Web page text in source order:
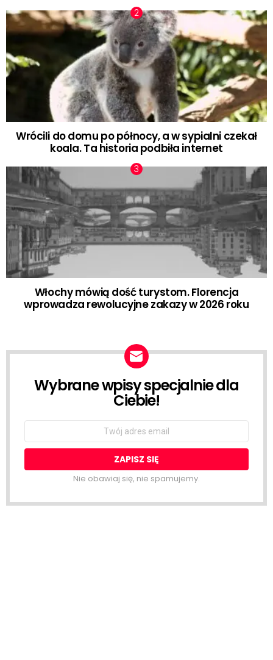
Wrócili do domu po północy, a w sypialni czekał
koala. Ta historia podbiła internet
Włochy mówią dość turystom. Florencja
wprowadza rewolucyjne zakazy w 2026 roku
NEWSLETTER
Wybrane wpisy specjalnie dla
Ciebie!
Email
Nie obawiaj się, nie spamujemy.